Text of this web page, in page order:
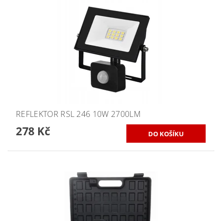
REFLEKTOR RSL 246 10W 2700LM
278 Kč